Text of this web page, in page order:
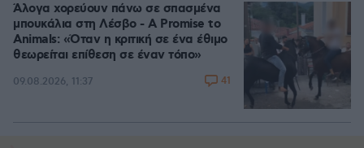
Άλογα χορεύουν πάνω σε σπασμένα
μπουκάλια στη Λέσβο - A Promise to
Animals: «Όταν η κριτική σε ένα έθιμο
θεωρείται επίθεση σε έναν τόπο»
09.08.2026, 11:37 41